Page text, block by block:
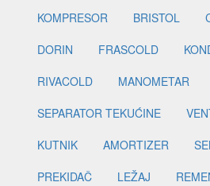
KOMPRESOR
BRISTOL
DORIN
FRASCOLD
RIVACOLD
MANOMETAR
SEPARATOR TEKUĆINE
KUTNIK
AMORTIZER
PREKIDAČ
LEŽAJ